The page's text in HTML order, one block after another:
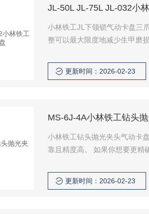
JL-50L JL-75L JL-032小
小林铁工JL下颌锁气动卡盘三
整可以最大限度地减少生甲磨
更新时间：2026-02-23
MS-6J-4A小林铁工钻头
小林铁工钻头抛光夹头气动卡
靠且精度高。 如果你想要更精
更新时间：2026-02-23